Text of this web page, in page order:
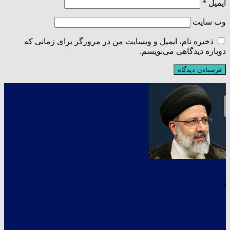
ایمیل *
وب‌ سایت
ذخیره نام، ایمیل و وبسایت من در مرورگر برای زمانی که
دوباره دیدگاهی می‌نویسم.